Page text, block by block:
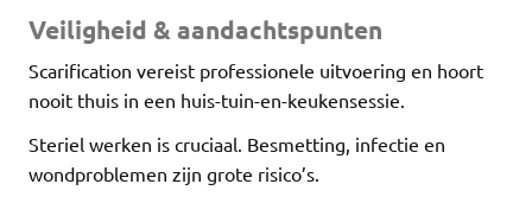
Veiligheid & aandachtspunten
Scarification vereist professionele uitvoering en hoort
nooit thuis in een huis-tuin-en-keukensessie.
Steriel werken is cruciaal. Besmetting, infectie en
wondproblemen zijn grote risico’s.